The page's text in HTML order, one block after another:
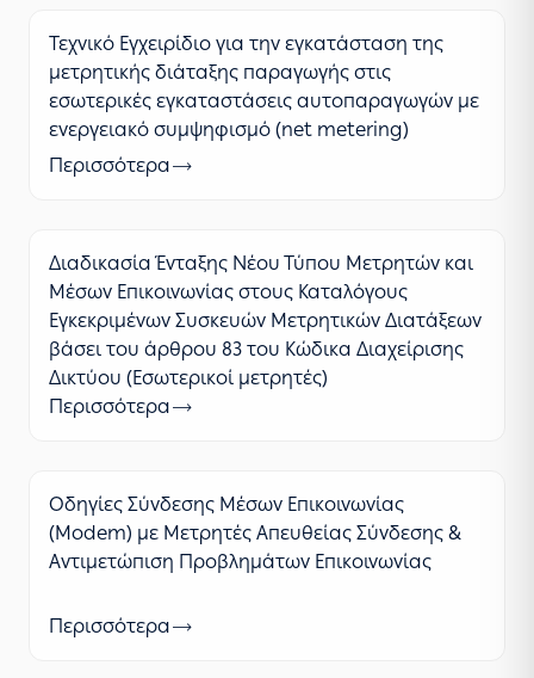
Τεχνικό Εγχειρίδιο για την εγκατάσταση της
μετρητικής διάταξης παραγωγής στις
εσωτερικές εγκαταστάσεις αυτοπαραγωγών με
ενεργειακό συμψηφισμό (net metering)
Περισσότερα
Διαδικασία Ένταξης Νέου Τύπου Μετρητών και
Μέσων Επικοινωνίας στους Καταλόγους
Εγκεκριμένων Συσκευών Μετρητικών Διατάξεων
βάσει του άρθρου 83 του Κώδικα Διαχείρισης
Δικτύου (Εσωτερικοί μετρητές)
Περισσότερα
Οδηγίες Σύνδεσης Μέσων Επικοινωνίας
(Modem) με Μετρητές Απευθείας Σύνδεσης &
Αντιμετώπιση Προβλημάτων Επικοινωνίας
Περισσότερα